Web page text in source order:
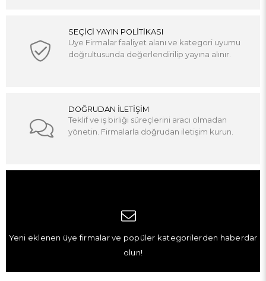
SEÇİCİ YAYIN POLİTİKASI
Üye Firmalar faaliyet alanı ve kategori uyumu
doğrultusunda değerlendirilip yayına alınır.
DOĞRUDAN İLETİŞİM
Teklif ve iş birliği süreçlerini aracı olmadan
yönetin. Firmalarla doğrudan iletişim kurun.
Yeni eklenen üye firmalar ve popüler kategorilerden haberdar
olun!